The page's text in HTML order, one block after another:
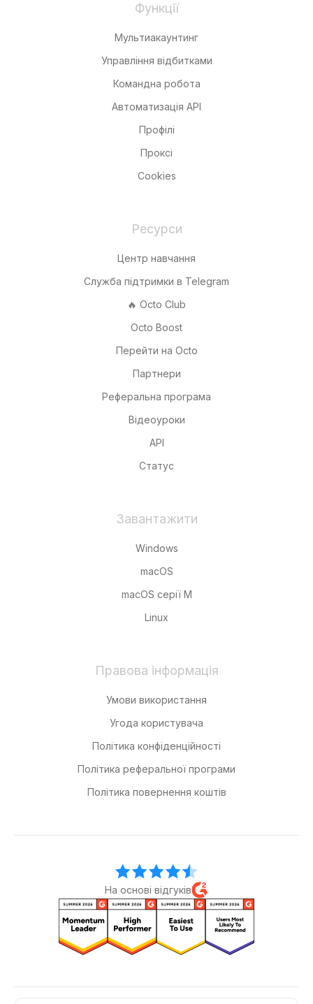
Функції
Мультиакаунтинг
Управління відбитками
Командна робота
Автоматизація API
Профілі
Проксі
Cookies
Ресурси
Центр навчання
Служба підтримки в Telegram
🔥 Octo Club
Octo Boost
Перейти на Octo
Партнери
Реферальна програма
Відеоуроки
API
Статус
Завантажити
Windows
macOS
macOS серії M
Linux
Правова інформація
Умови використання
Угода користувача
Політика конфіденційності
Політика реферальної програми
Політика повернення коштів
На основі відгуків